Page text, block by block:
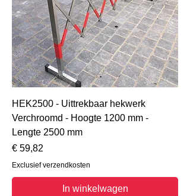
HEK2500 - Uittrekbaar hekwerk
Verchroomd - Hoogte 1200 mm -
Lengte 2500 mm
Prijs
€ 59,82
Exclusief verzendkosten
In winkelwagen